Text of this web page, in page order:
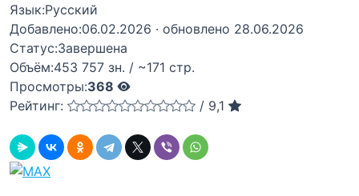
Язык:Русский
Добавлено:06.02.2026 · обновлено 28.06.2026
Статус:Завершена
Объём:453 757 зн. / ~171 стр.
Просмотры:368
Рейтинг:
/ 9,1